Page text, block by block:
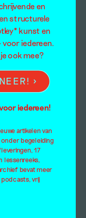
en
structurele
kunst en
voor iedereen.
ook mee?
iedereen!
artikelen van
onder begeleiding
17
lessenreeks,
bevat meer
vrij